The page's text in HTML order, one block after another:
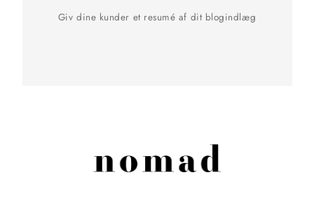
Giv dine kunder et resumé af dit blogindlæg